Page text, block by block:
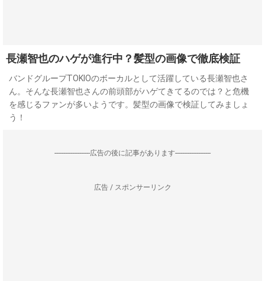
長瀬智也のハゲが進行中？髪型の画像で徹底検証
バンドグループTOKIOのボーカルとして活躍している長瀬智也さ
ん。そんな長瀬智也さんの前頭部がハゲてきてるのでは？と危機
を感じるファンが多いようです。髪型の画像で検証してみましょ
う！
--------------------広告の後に記事があります--------------------
広告 / スポンサーリンク